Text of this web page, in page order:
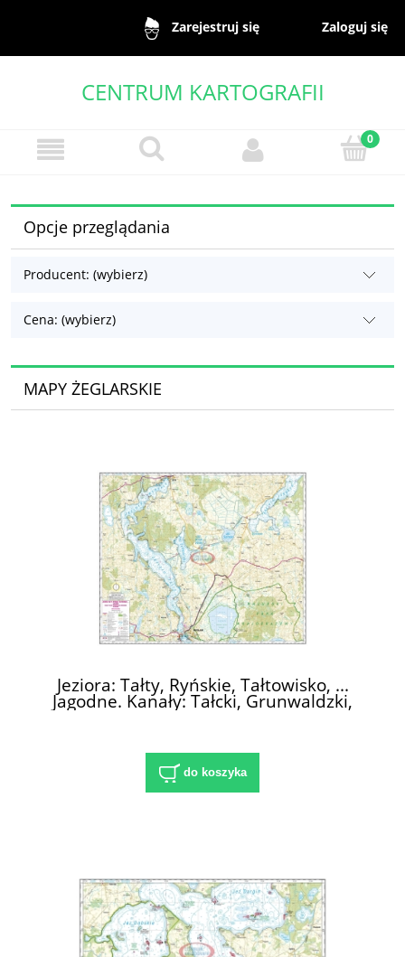
Zarejestruj się Zaloguj się
CENTRUM KARTOGRAFII
Opcje przeglądania
Producent: (wybierz)
Cena: (wybierz)
MAPY ŻEGLARSKIE
Jeziora: Tałty, Ryńskie, Tałtowisko, ...
Jagodne. Kanały: Tałcki, Grunwaldzki,
Mioduński, Szymoński. Mapa żeglarska
do koszyka